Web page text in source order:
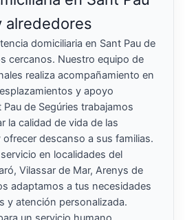
alrededores
domiciliaria en Sant Pau de
cercanos. Nuestro equipo de
realiza acompañamiento en
y apoyo
de Segúries trabajamos
la calidad de vida de las
descanso a sus familias.
en localidades del
Vilassar de Mar, Arenys de
adaptamos a tus necesidades
y atención personalizada.